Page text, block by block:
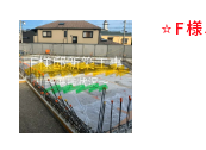
⭐F